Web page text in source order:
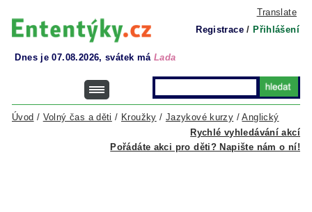
Translate
Registrace / Přihlášení
Dnes je 07.08.2026, svátek má Lada
Rychlé vyhledávání akcí
Úvod / Volný čas a děti / Kroužky / Jazykové kurzy /Anglický
Pořádáte akci pro děti? Napište nám o ní!